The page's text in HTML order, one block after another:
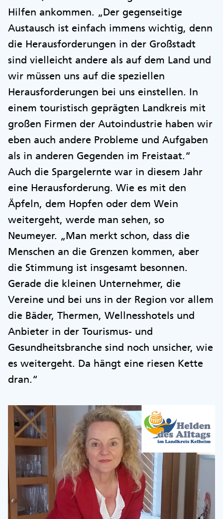
Hilfen ankommen. „Der gegenseitige
Austausch ist einfach immens wichtig, denn
die Herausforderungen in der Großstadt
sind vielleicht andere als auf dem Land und
wir müssen uns auf die speziellen
Herausforderungen bei uns einstellen. In
einem touristisch geprägten Landkreis mit
großen Firmen der Autoindustrie haben wir
eben auch andere Probleme und Aufgaben
als in anderen Gegenden im Freistaat.“
Auch die Spargelernte war in diesem Jahr
eine Herausforderung. Wie es mit den
Äpfeln, dem Hopfen oder dem Wein
weitergeht, werde man sehen, so
Neumeyer. „Man merkt schon, dass die
Menschen an die Grenzen kommen, aber
die Stimmung ist insgesamt besonnen.
Gerade die kleinen Unternehmer, die
Vereine und bei uns in der Region vor allem
die Bäder, Thermen, Wellnesshotels und
Anbieter in der Tourismus- und
Gesundheitsbranche sind noch unsicher, wie
es weitergeht. Da hängt eine riesen Kette
dran.“